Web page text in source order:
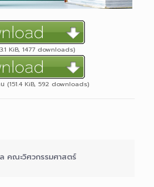
KiB, 1477 downloads)
(151.4 KiB, 592 downloads)
คณะวิศวกรรมศาสตร์